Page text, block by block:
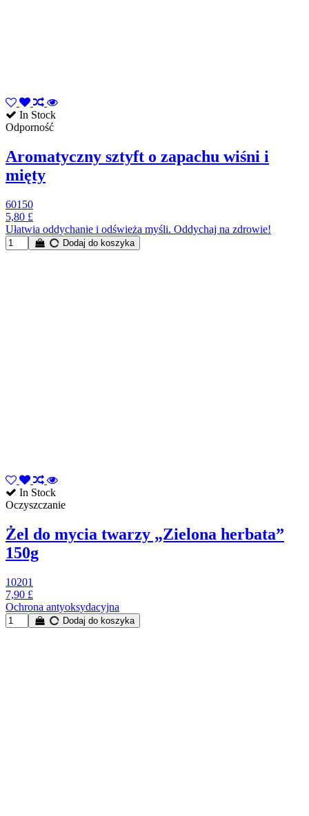
In Stock
Odporność
Aromatyczny sztyft o zapachu wiśni i
mięty
60150
5,80 £
Ułatwia oddychanie i odświeża myśli. Oddychaj na zdrowie!
Dodaj do koszyka
In Stock
Oczyszczanie
Żel do mycia twarzy „Zielona herbata”
150g
10201
7,90 £
Ochrona antyoksydacyjna
Dodaj do koszyka